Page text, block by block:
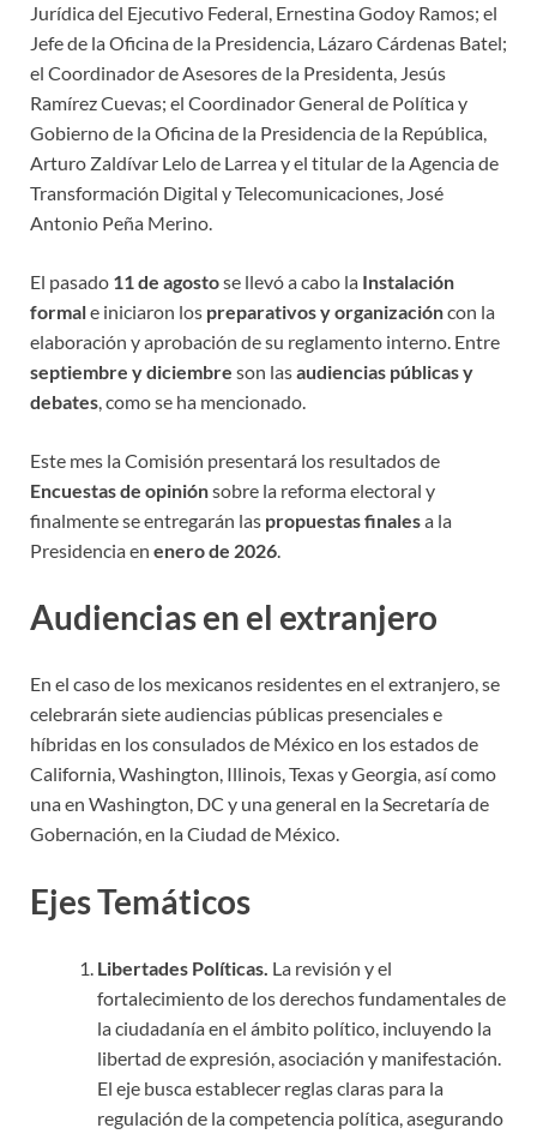
Jurídica del Ejecutivo Federal, Ernestina Godoy Ramos; el
Jefe de la Oficina de la Presidencia, Lázaro Cárdenas Batel;
el Coordinador de Asesores de la Presidenta, Jesús
Ramírez Cuevas; el Coordinador General de Política y
Gobierno de la Oficina de la Presidencia de la República,
Arturo Zaldívar Lelo de Larrea y el titular de la Agencia de
Transformación Digital y Telecomunicaciones, José
Antonio Peña Merino.
El pasado 11 de agostose llevó a cabo la Instalación
formale iniciaron los preparativos y organizacióncon la
elaboración y aprobación de su reglamento interno. Entre
septiembre y diciembre son lasaudiencias públicas y
debates, como se ha mencionado.
Este mes la Comisión presentará los resultados de
Encuestas de opiniónsobre la reforma electoral y
finalmente se entregarán las propuestas finalesa la
Presidencia en enero de 2026.
Audiencias en el extranjero
En el caso de los mexicanos residentes en el extranjero, se
celebrarán siete audiencias públicas presenciales e
híbridas en los consulados de México en los estados de
California, Washington, Illinois, Texas y Georgia, así como
una en Washington, DC y una general en la Secretaría de
Gobernación, en la Ciudad de México.
Ejes Temáticos
Libertades Políticas. La revisión y el
fortalecimiento de los derechos fundamentales de
la ciudadanía en el ámbito político, incluyendo la
libertad de expresión, asociación y manifestación.
El eje busca establecer reglas claras para la
regulación de la competencia política, asegurando